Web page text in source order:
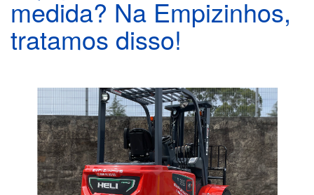
medida? Na Empizinhos,
tratamos disso!